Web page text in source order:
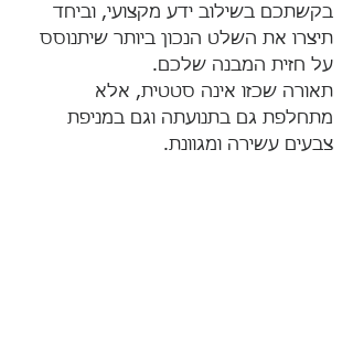
בקשתכם בשילוב ידע מקצועי, וביחד
תיצרו את השלט הנכון ביותר שיתנוסס
על חזית המבנה שלכם.
תאורה שכזו אינה סטטית, אלא
מתחלפת גם בתנועתה וגם במניפת
צבעים עשירה ומגוונת.